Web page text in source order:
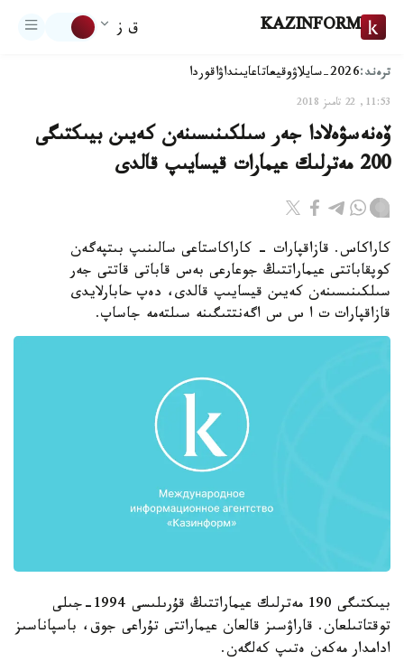
KAZINFORM ق ز
ترەند:2026-سايلاۋ وقيعاتاعايىنداۋاقوردا
11:53, 22 تامىز 2018
ۆەنەسۋەلادا جەر سىلكىنىسىنەن كەيىن بيىكتىگى
200 مەترلىك عيمارات قيسايىپ قالدى
كاراكاس. قازاقپارات - كاراكاستاعى سالىنىپ بىتپەگەن
كوپقاباتتى عيماراتتىڭ جوعارعى بەس قاباتى قاتتى جەر
سىلكىنىسىنەن كەيىن قيسايىپ قالدى، دەپ حابارلايدى
قازاقپارات ت ا س س اگەنتتىگىنە سىلتەمە جاساپ.
بيىكتىگى 190 مەترلىك عيماراتتىڭ قۇرىلىسى 1994-جىلى
توقتاتىلعان. قاراۋسىز قالعان عيماراتتى تۇراعى جوق، باسپاناسىز
ادامدار مەكەن ەتىپ كەلگەن.